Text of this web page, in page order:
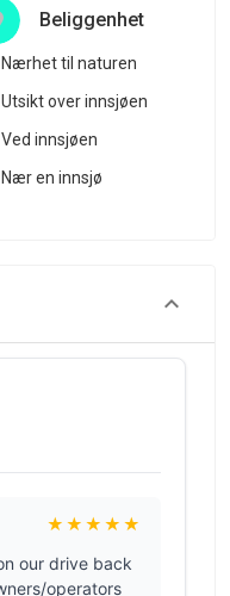
Beliggenhet
Nærhet til naturen
Utsikt over innsjøen
Ved innsjøen
Nær en innsjø